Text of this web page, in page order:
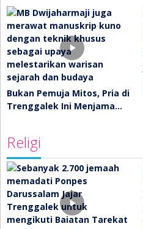
Bukan Pemuja Mitos, Pria di
Trenggalek Ini Menjama…
Religi